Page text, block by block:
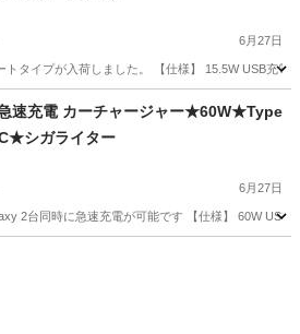
6月27日
タイプが入荷しました。 【仕様】 15.5W USB充電
間駅 内装、インテリア ケーブル
急速充電 カーチャージャー★60W★Type
シガライター
6月27日
2台同時に急速充電が可能です 【仕様】 60W USB